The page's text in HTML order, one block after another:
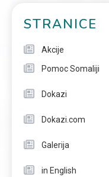
STRANICE
Akcije
Pomoc Somaliji
Dokazi
Dokazi.com
Galerija
in English